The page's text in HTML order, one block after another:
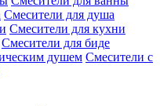
Смесители для душа
Смесители для кухни
Смесители для биде
Смесители с